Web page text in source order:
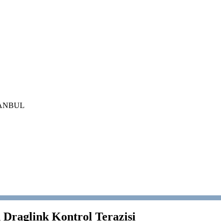
Draglink Kontrol Terazisi